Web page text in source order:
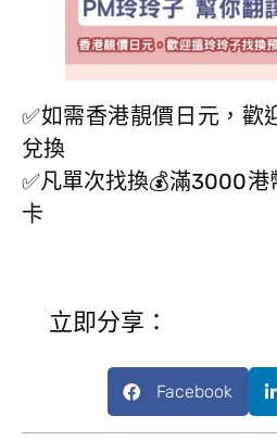
✅如需香港靚價日元，歡
兌換
✅凡單次找換💰滿3000港
卡
立即分享：
Facebook